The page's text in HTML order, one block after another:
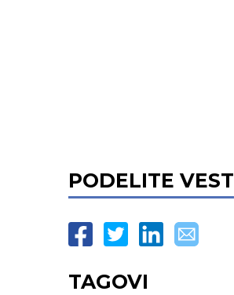
PODELITE VEST
TAGOVI